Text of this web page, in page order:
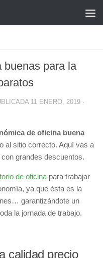
buenas para la
11 ENERO, 2019 ·
de oficina buena
al sitio correcto. Aquí vas a
grandes descuentos.
de oficina para trabajar
ya que ésta es la
garantizándote un
la jornada de trabajo.
calidad precio